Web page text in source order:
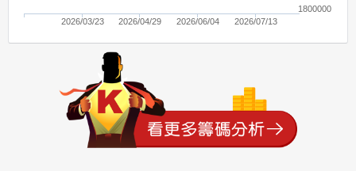
2026/03/23 2026/04/29 2026/06/04 2026/07/13
1800000